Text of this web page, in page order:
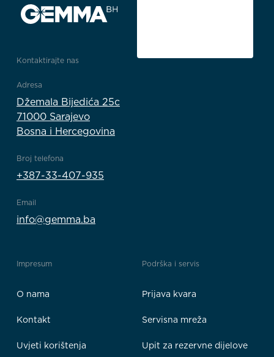
Kontaktirajte nas
Adresa
Džemala Bijedića 25c
71000 Sarajevo
Bosna i Hercegovina
Broj telefona
+387-33-407-935
Email
info@gemma.ba
Impresum
O nama
Kontakt
Uvjeti korištenja
Podrška i servis
Prijava kvara
Servisna mreža
Upit za rezervne dijelove